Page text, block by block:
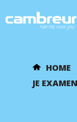
Voer je
HOME
JE